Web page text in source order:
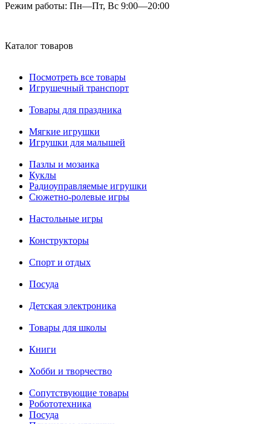
Режим работы: Пн—Пт, Вс 9:00—20:00
Каталог товаров
Посмотреть все товары
Игрушечный транспорт
Товары для праздника
Мягкие игрушки
Игрушки для малышей
Пазлы и мозаика
Куклы
Радиоуправляемые игрушки
Сюжетно-ролевые игры
Настольные игры
Конструкторы
Спорт и отдых
Посуда
Детская электроника
Товары для школы
Книги
Хобби и творчество
Сопутствующие товары
Робототехника
Посуда